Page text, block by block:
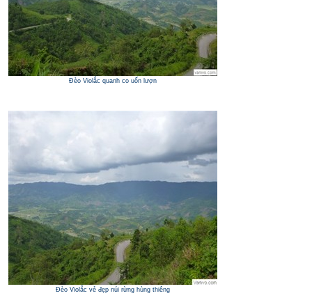
Đèo Violắc quanh co uốn lượn
Đèo Violắc vẻ đẹp núi rừng hùng thiêng